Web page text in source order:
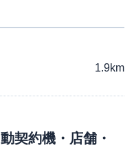
1.9km
契約機・店舗・